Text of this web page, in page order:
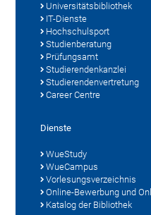
Universitätsbibliothek
IT-Dienste
Hochschulsport
Studienberatung
Prüfungsamt
Studierendenkanzlei
Studierendenvertretung
Career Centre
Dienste
WueStudy
WueCampus
Vorlesungsverzeichnis
Online-Bewerbung und
Katalog der Bibliothek